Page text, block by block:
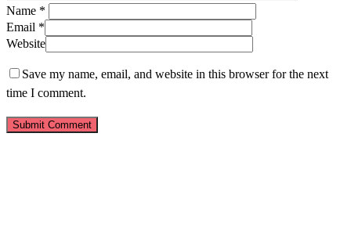
Name *
Email *
Website
Save my name, email, and website in this browser for the next
time I comment.